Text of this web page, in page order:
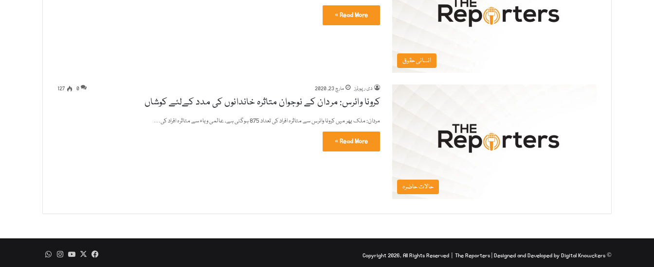
انسانی حقوق
Read More »
حالات حاضرہ
دی رپورٹرز مارچ 23, 2020 0
127
کرونا وائرس: مردان کے نوجوان متاثرہ خاندانوں کی مدد کےلئے کوشاں
مردان: ملک بھر میں کرونا وائرس سے متاثرہ افراد کی تعداد 875 ہوگئی ہے، عالمی وباء سے متاثرہ افراد کی…
Read More »
© Copyright 2026, All Rights Reserved |
The Reporters | Designed and Developed byDigital Knowckers
Facebook
YouTube
Instagram